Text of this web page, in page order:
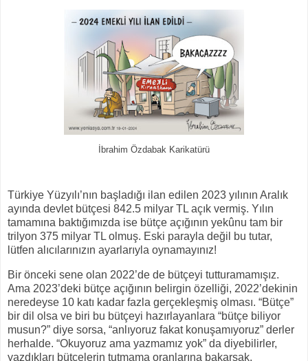
İbrahim Özdabak Karikatürü
Türkiye Yüzyılı’nın başladığı ilan edilen 2023 yılının Aralık
ayında devlet bütçesi 842.5 milyar TL açık vermiş. Yılın
tamamına baktığımızda ise bütçe açığının yekûnu tam bir
trilyon 375 milyar TL olmuş. Eski parayla değil bu tutar,
lütfen alıcılarınızın ayarlarıyla oynamayınız!
Bir önceki sene olan 2022’de de bütçeyi tutturamamışız.
Ama 2023’deki bütçe açığının belirgin özelliği, 2022’dekinin
neredeyse 10 katı kadar fazla gerçekleşmiş olması. “Bütçe”
bir dil olsa ve biri bu bütçeyi hazırlayanlara “bütçe biliyor
musun?” diye sorsa, “anlıyoruz fakat konuşamıyoruz” derler
herhalde. “Okuyoruz ama yazmamız yok” da diyebilirler,
yazdıkları bütçelerin tutmama oranlarına bakarsak.